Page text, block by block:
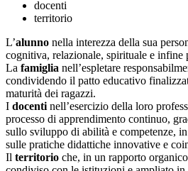
docenti
territorio
L’alunno nella interezza della sua
cognitiva, relazionale, spirituale e infine
La famiglia nell’espletare
condividendo il patto educativo
maturità dei ragazzi.
I docenti nell’esercizio della loro
processo di apprendimento continuo,
sullo sviluppo di abilità e competenze,
sulle pratiche didattiche innovative e
Il territorio che, in un rapporto